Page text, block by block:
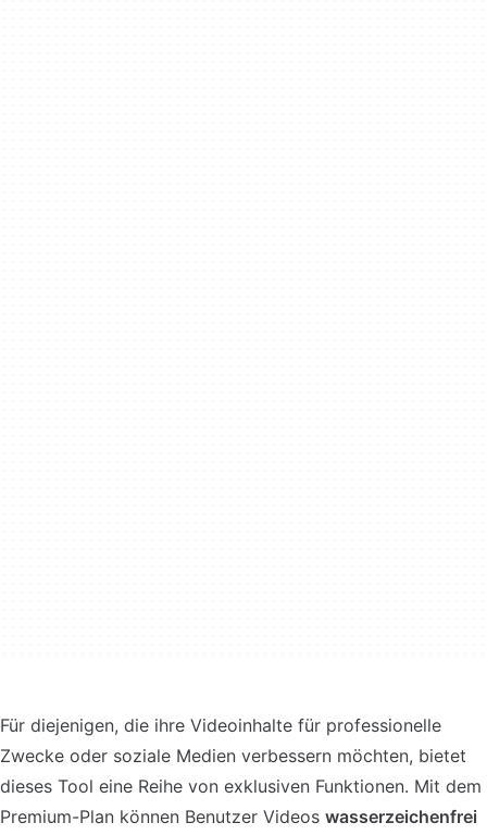
Für diejenigen, die ihre Videoinhalte für professionelle
Zwecke oder soziale Medien verbessern möchten, bietet
dieses Tool eine Reihe von exklusiven Funktionen. Mit dem
Premium-Plan können Benutzer Videos wasserzeichenfrei